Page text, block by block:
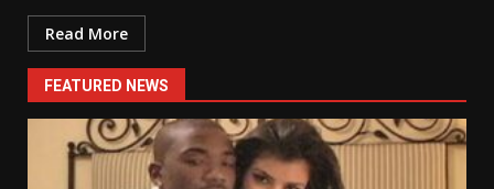
Read More
FEATURED NEWS